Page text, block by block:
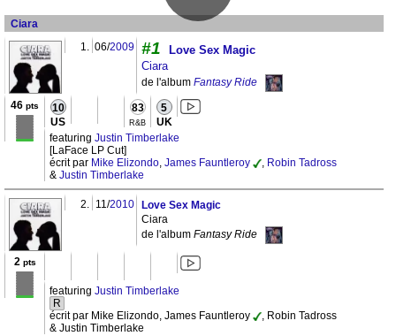
Ciara
1. 06/2009 #1
Love Sex Magic
Ciara
de l'album Fantasy Ride
46 pts 10
US
83
R&B
5
UK
featuring Justin Timberlake
[LaFace LP Cut]
écrit par Mike Elizondo, James Fauntleroy , Robin Tadross
& Justin Timberlake
2. 11/2010
Love Sex Magic
Ciara
de l'album Fantasy Ride
2 pts
featuring Justin Timberlake
R
écrit par Mike Elizondo, James Fauntleroy
, Robin Tadross
& Justin Timberlake